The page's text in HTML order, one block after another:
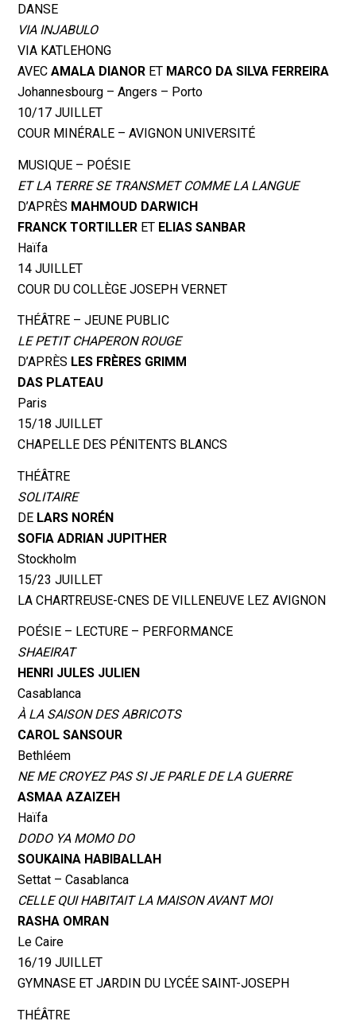
DANSE
VIA INJABULO
VIA KATLEHONG
AVECAMALA DIANOR ET MARCO DA SILVA FERREIRA
Johannesbourg – Angers – Porto
10/17 JUILLET
COUR MINÉRALE – AVIGNON UNIVERSITÉ
MUSIQUE – POÉSIE
ET LA TERRE SE TRANSMET COMME LA LANGUE
D’APRÈS MAHMOUD DARWICH
FRANCK TORTILLER ET ELIAS SANBAR
Haïfa
14 JUILLET
COUR DU COLLÈGE JOSEPH VERNET
THÉÂTRE – JEUNE PUBLIC
LE PETIT CHAPERON ROUGE
D’APRÈS LES FRÈRES GRIMM
DAS PLATEAU
Paris
15/18 JUILLET
CHAPELLE DES PÉNITENTS BLANCS
THÉÂTRE
SOLITAIRE
DE LARS NORÉN
SOFIA ADRIAN JUPITHER
Stockholm
15/23 JUILLET
LA CHARTREUSE-CNES DE VILLENEUVE LEZ AVIGNON
POÉSIE – LECTURE – PERFORMANCE
SHAEIRAT
HENRI JULES JULIEN
Casablanca
À LA SAISON DES ABRICOTS
CAROL SANSOUR
Bethléem
NE ME CROYEZ PAS SI JE PARLE DE LA GUERRE
ASMAA AZAIZEH
Haïfa
DODO YA MOMO DO
SOUKAINA HABIBALLAH
Settat – Casablanca
CELLE QUI HABITAIT LA MAISON AVANT MOI
RASHA OMRAN
Le Caire
16/19 JUILLET
GYMNASE ET JARDIN DU LYCÉE SAINT-JOSEPH
THÉÂTRE